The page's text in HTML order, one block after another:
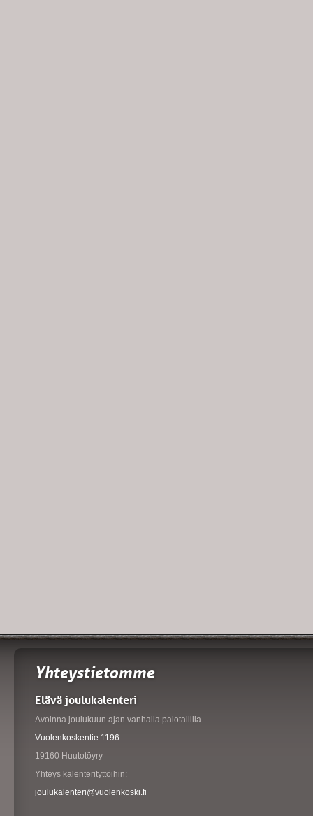
Yhteystietomme
Elävä joulukalenteri
Avoinna joulukuun ajan vanhalla palotallilla
Vuolenkoskentie 1196
19160 Huutotöyry
Yhteys kalenterityttöihin:
joulukalenteri@vuolenkoski.fi